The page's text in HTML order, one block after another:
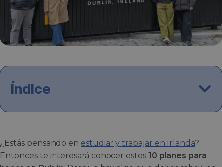
Índice
¿Estás pensando en estudiar y trabajar en Irlanda?
Entonces te interesará conocer estos 10 planes para